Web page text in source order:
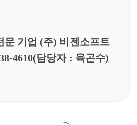
문 기업 (주) 비젠소프트
4610(담당자: 육곤수)